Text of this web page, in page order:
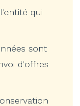
qui
sont
d'offres